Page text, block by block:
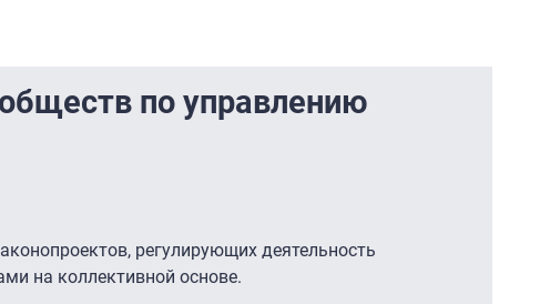
по управлению
регулирующих деятельность
на коллективной основе.